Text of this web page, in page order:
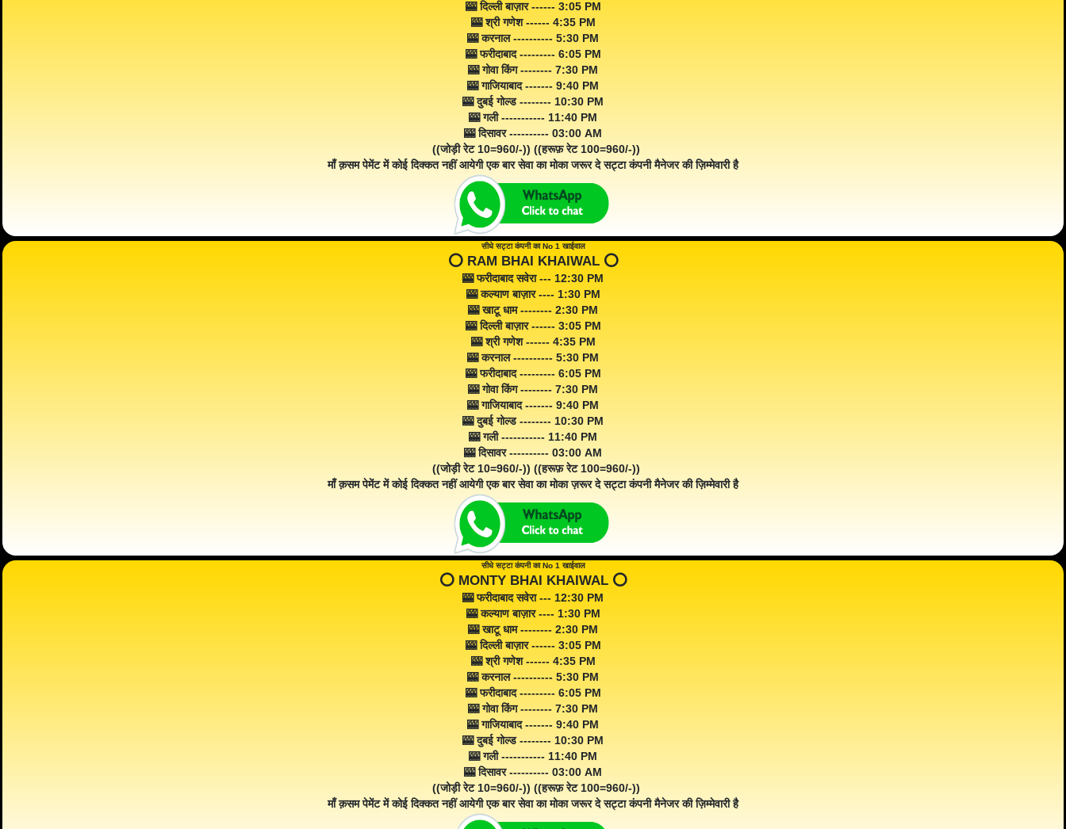
🎰 दिल्ली बाज़ार ------ 3:05 PM
🎰 श्री गणेश ------ 4:35 PM
🎰 करनाल ---------- 5:30 PM
🎰 फरीदाबाद --------- 6:05 PM
🎰 गोवा किंग -------- 7:30 PM
🎰 गाजियाबाद ------- 9:40 PM
🎰 दुबई गोल्ड -------- 10:30 PM
🎰 गली ----------- 11:40 PM
🎰 दिसावर ---------- 03:00 AM
((जोड़ी रेट 10=960/-)) ((हरूफ़ रेट 100=960/-))
माँ क़सम पेमेंट में कोई दिक्कत नहीं आयेगी एक बार सेवा का मोका जरूर दे सट्टा कंपनी मैनेजर की ज़िम्मेवारी है
सीधे सट्टा कंपनी का No 1 खाईवाल
⭕️ RAM BHAI KHAIWAL ⭕️
🎰 फरीदाबाद सवेरा --- 12:30 PM
🎰 कल्याण बाज़ार ---- 1:30 PM
🎰 खाटू धाम -------- 2:30 PM
🎰 दिल्ली बाज़ार ------ 3:05 PM
🎰 श्री गणेश ------ 4:35 PM
🎰 करनाल ---------- 5:30 PM
🎰 फरीदाबाद --------- 6:05 PM
🎰 गोवा किंग -------- 7:30 PM
🎰 गाजियाबाद ------- 9:40 PM
🎰 दुबई गोल्ड -------- 10:30 PM
🎰 गली ----------- 11:40 PM
🎰 दिसावर ---------- 03:00 AM
((जोड़ी रेट 10=960/-)) ((हरूफ़ रेट 100=960/-))
माँ क़सम पेमेंट में कोई दिक्कत नहीं आयेगी एक बार सेवा का मोका ज़रूर दे सट्टा कंपनी मैनेजर की ज़िम्मेवारी है
सीधे सट्टा कंपनी का No 1 खाईवाल
⭕️ MONTY BHAI KHAIWAL ⭕️
🎰 फरीदाबाद सवेरा --- 12:30 PM
🎰 कल्याण बाज़ार ---- 1:30 PM
🎰 खाटू धाम -------- 2:30 PM
🎰 दिल्ली बाज़ार ------ 3:05 PM
🎰 श्री गणेश ------ 4:35 PM
🎰 करनाल ---------- 5:30 PM
🎰 फरीदाबाद --------- 6:05 PM
🎰 गोवा किंग -------- 7:30 PM
🎰 गाजियाबाद ------- 9:40 PM
🎰 दुबई गोल्ड -------- 10:30 PM
🎰 गली ----------- 11:40 PM
🎰 दिसावर ---------- 03:00 AM
((जोड़ी रेट 10=960/-)) ((हरूफ़ रेट 100=960/-))
माँ क़सम पेमेंट में कोई दिक्कत नहीं आयेगी एक बार सेवा का मोका जरूर दे सट्टा कंपनी मैनेजर की ज़िम्मेवारी है